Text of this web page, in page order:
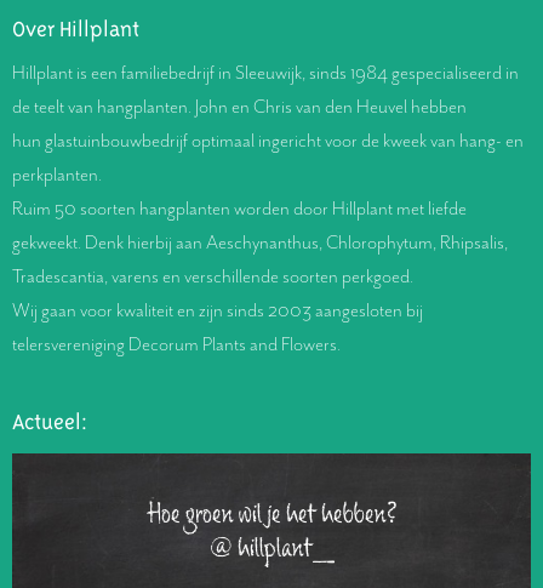
Over Hillplant
Hillplant is een familiebedrijf in Sleeuwijk, sinds 1984 gespecialiseerd in
de teelt van hangplanten. John en Chris van den Heuvel hebben
hun glastuinbouwbedrijf optimaal ingericht voor de kweek van hang- en
perkplanten.
Ruim 50 soorten hangplanten worden door Hillplant met liefde
gekweekt. Denk hierbij aan Aeschynanthus, Chlorophytum, Rhipsalis,
Tradescantia, varens en verschillende soorten perkgoed.
Wij gaan voor kwaliteit en zijn sinds 2003 aangesloten bij
telersvereniging Decorum Plants and Flowers.
Actueel:
Hoe groen wil je het hebben?
@hillplant_